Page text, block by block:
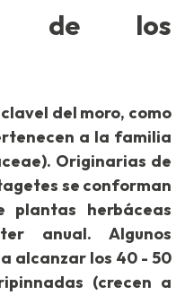
de los
del moro, como
a la familia
Originarias de
se conforman
plantas herbáceas
anual. Algunos
alcanzar los 40 - 50
(crecen a